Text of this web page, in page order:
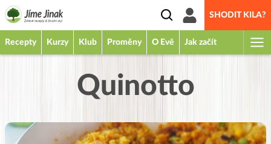
SHODIT KILA?
Recepty Kurzy Klub Proměny O Evě Jak začít
Quinotto